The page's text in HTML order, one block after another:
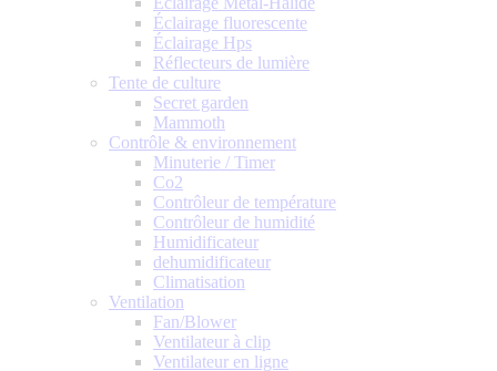
Éclairage fluorescente
Éclairage Hps
Réflecteurs de lumière
Tente de culture
Secret garden
Mammoth
Contrôle & environnement
Minuterie / Timer
Co2
Contrôleur de température
Contrôleur de humidité
Humidificateur
dehumidificateur
Climatisation
Ventilation
Fan/Blower
Ventilateur à clip
Ventilateur en ligne